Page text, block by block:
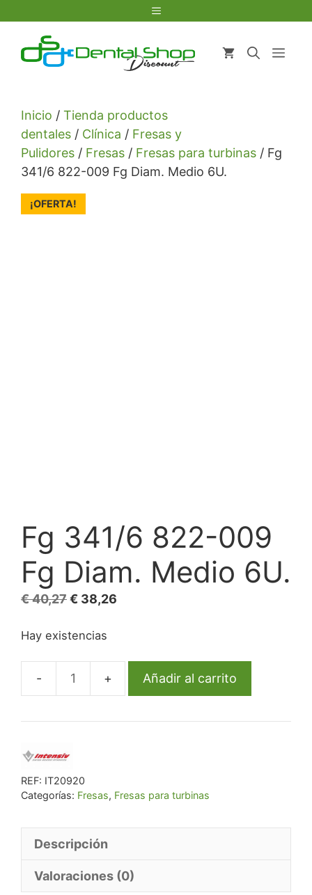
contenido
Menú
Inicio / Tienda productos
dentales / Clínica / Fresas y
Pulidores / Fresas / Fresas para turbinas / Fg
341/6 822-009 Fg Diam. Medio 6U.
¡OFERTA!
Fg 341/6 822-009
Fg Diam. Medio 6U.
€40,27El
original
€ 40,27.
€ 38,26
€ 38,26.
Hay existencias
822-
Medio
Añadir al carrito
REF: IT20920
Categorías: Fresas, Fresas para turbinas
Descripción
Valoraciones (0)